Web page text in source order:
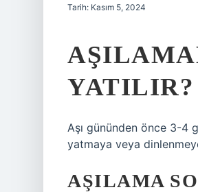
Tarih: Kasım 5, 2024
YATILIR?
Aşı gününden önce 3-4
yatmaya veya
AŞILAMA